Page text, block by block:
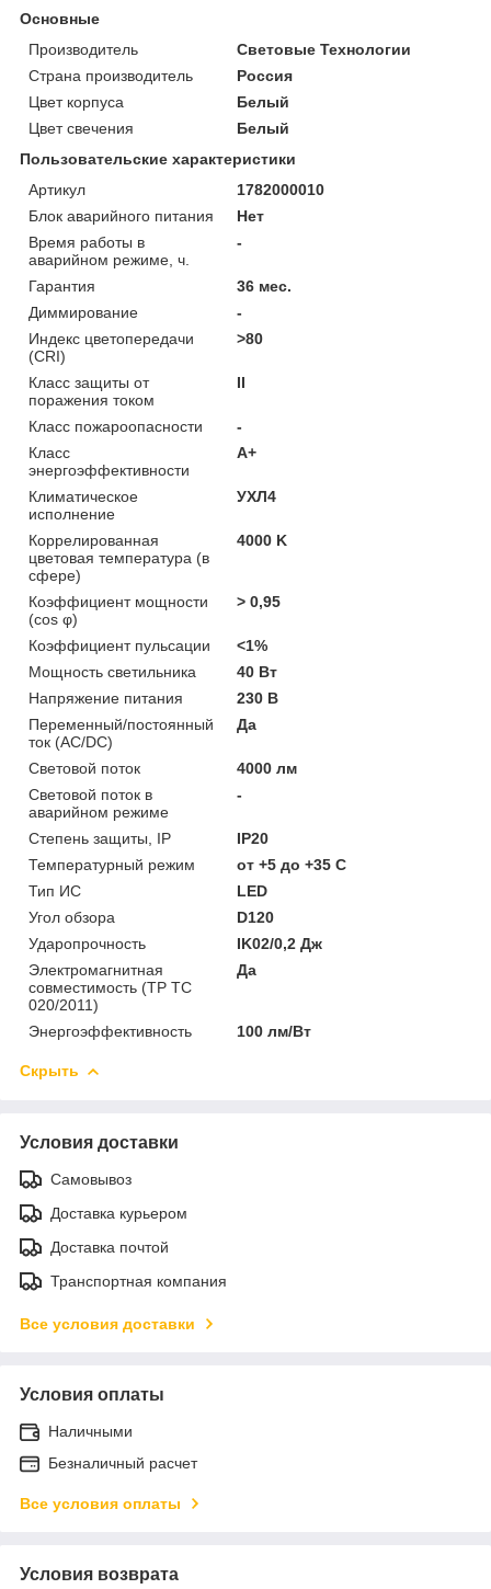
Основные
Производитель
Световые Технологии
Страна производитель
Россия
Цвет корпуса
Белый
Цвет свечения
Белый
Пользовательские характеристики
Артикул
1782000010
Блок аварийного питания
Нет
Время работы в
аварийном режиме, ч.
-
Гарантия
36 мес.
Диммирование
-
Индекс цветопередачи
(CRI)
>80
Класс защиты от
поражения током
II
Класс пожароопасности
-
Класс
энергоэффективности
A+
Климатическое
исполнение
УХЛ4
Коррелированная
цветовая температура (в
сфере)
4000 K
Коэффициент мощности
(cos φ)
> 0,95
Коэффициент пульсации
<1%
Мощность светильника
40 Вт
Напряжение питания
230 В
Переменный/постоянный
ток (AC/DC)
Да
Световой поток
4000 лм
Световой поток в
аварийном режиме
-
Степень защиты, IP
IP20
Температурный режим
от +5 до +35 C
Тип ИС
LED
Угол обзора
D120
Ударопрочность
IK02/0,2 Дж
Электромагнитная
совместимость (ТР ТС
020/2011)
Да
Энергоэффективность 100 лм/Вт
Скрыть
Условия доставки
Самовывоз
Доставка курьером
Доставка почтой
Транспортная компания
Все условия доставки
Условия оплаты
Наличными
Безналичный расчет
Все условия оплаты
Условия возврата